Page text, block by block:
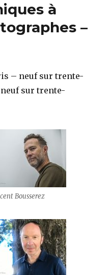
à
–
– neuf sur trente-
sur trente-
Bousserez